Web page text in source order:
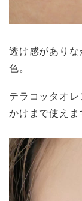
透け感があり
色。
テラコッタオ
かけまで使えま